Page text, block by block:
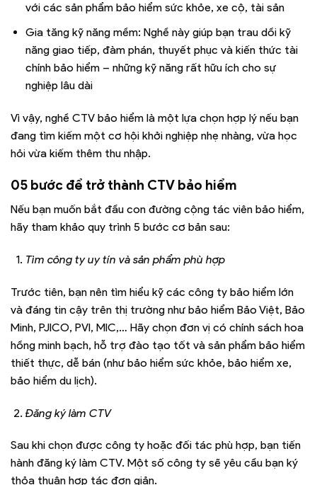
với các sản phẩm bảo hiểm sức khỏe, xe cộ, tài sản
Gia tăng kỹ năng mềm: Nghề này giúp bạn trau dồi kỹ
năng giao tiếp, đàm phán, thuyết phục và kiến thức tài
chính bảo hiểm – những kỹ năng rất hữu ích cho sự
nghiệp lâu dài
Vì vậy, nghề CTV bảo hiểm là một lựa chọn hợp lý nếu bạn
đang tìm kiếm một cơ hội khởi nghiệp nhẹ nhàng, vừa học
hỏi vừa kiếm thêm thu nhập.
05 bước để trở thành CTV bảo hiểm
Nếu bạn muốn bắt đầu con đường cộng tác viên bảo hiểm,
hãy tham khảo quy trình 5 bước cơ bản sau:
Tìm công ty uy tín và sản phẩm phù hợp
Trước tiên, bạn nên tìm hiểu kỹ các công ty bảo hiểm lớn
và đáng tin cậy trên thị trường như bảo hiểm Bảo Việt, Bảo
Minh, PJICO, PVI, MIC,… Hãy chọn đơn vị có chính sách hoa
hồng minh bạch, hỗ trợ đào tạo tốt và sản phẩm bảo hiểm
thiết thực, dễ bán (như bảo hiểm sức khỏe, bảo hiểm xe,
bảo hiểm du lịch).
Đăng ký làm CTV
Sau khi chọn được công ty hoặc đối tác phù hợp, bạn tiến
hành đăng ký làm CTV. Một số công ty sẽ yêu cầu bạn ký
thỏa thuận hợp tác đơn giản.